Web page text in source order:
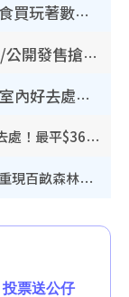
【8月生日優惠2026】全港85大食買玩著數攻略 自助餐/火鍋放題同行免費＋誠品/DONKI送現金券
人夫集團｜Klook套票/優先訂票/公開發售搶飛攻略！附票價.購票連結.場地座位表
香港室內好去處｜逾35大歎冷氣室內好去處推介 室內活動免費避雨無懼落雨
唱K推介2026︱全港13大卡啦OK好去處！最平$36起 日文K都有！(附地址+收費詳情)
小熊維尼100週年快閃店登陸又一城 重現百畝森林經典場景／獨家限定盲盒登場／專屬DIY香水